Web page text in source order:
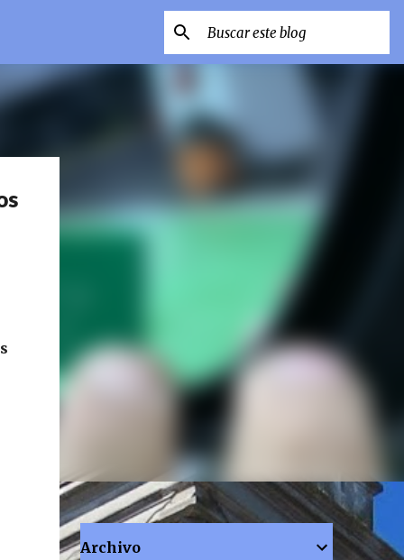
Archivo